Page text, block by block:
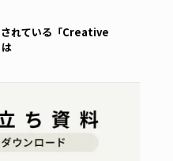
れている「Creative